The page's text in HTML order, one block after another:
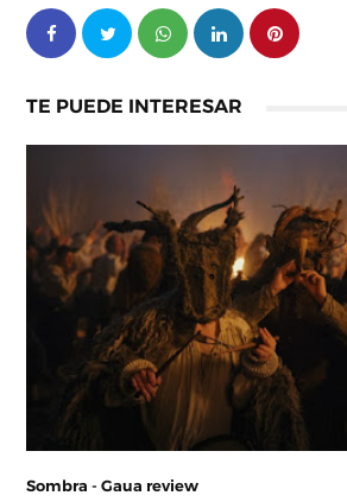
TE PUEDE INTERESAR
Sombra - Gaua review